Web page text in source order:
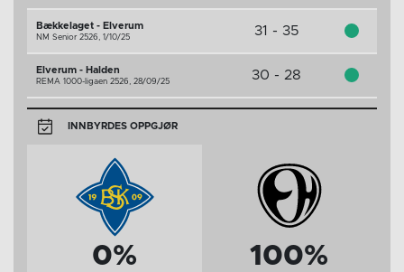
Bækkelaget - Elverum
NM Senior 2526, 1/10/25 31 - 35
Elverum - Halden
REMA 1000-ligaen 2526, 28/09/25 30 - 28
INNBYRDES OPPGJØR
0% 100%